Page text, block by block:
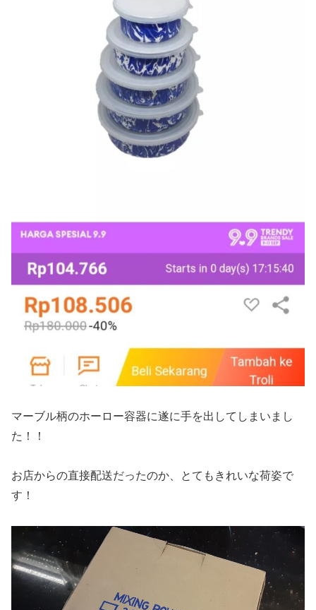
マーブル柄のホーロー容器に遂に手を出してしまいまし
た！！
お店からの直接配送だったのか、とてもきれいな荷姿で
す！